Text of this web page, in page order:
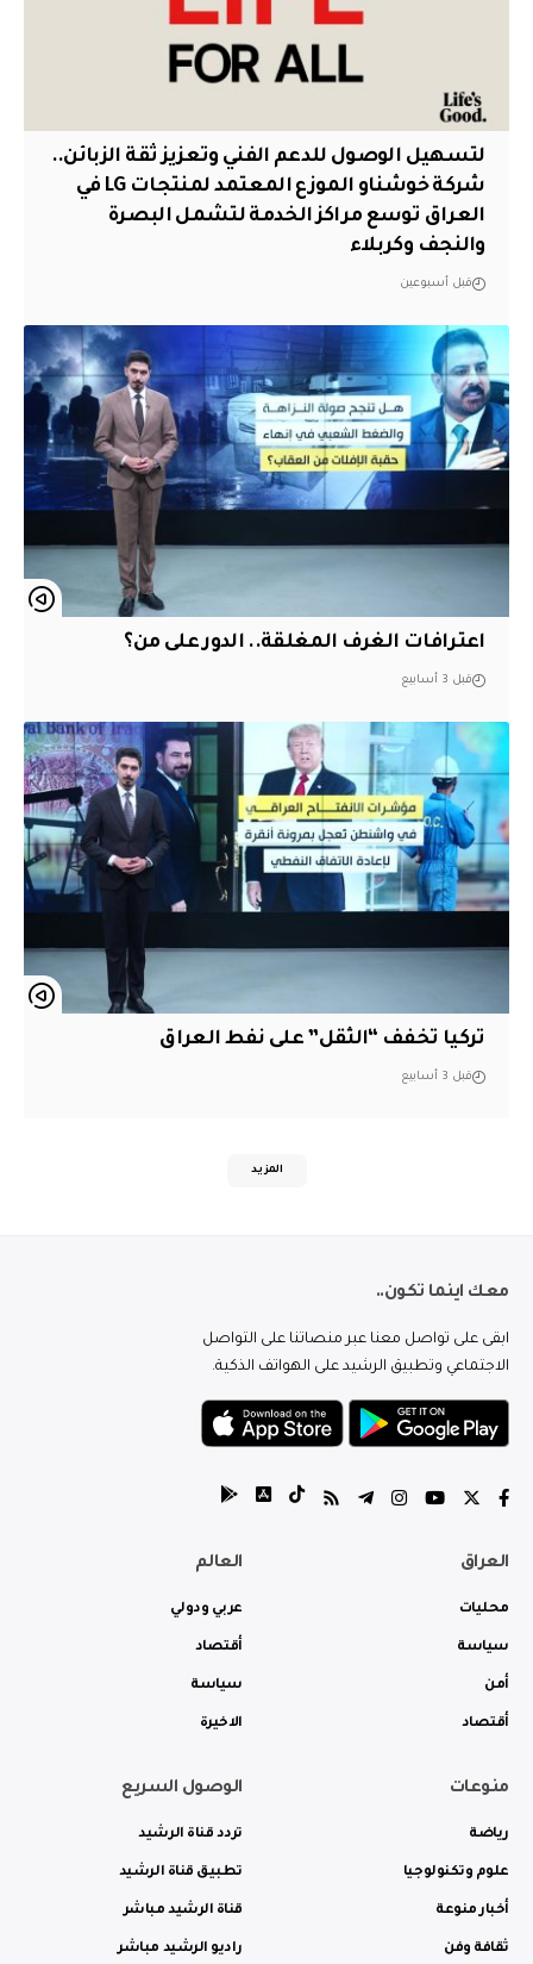
لتسهيل الوصول للدعم الفني وتعزيز ثقة الزبائن..
شركة خوشناو الموزع المعتمد لمنتجات LG في
العراق توسع مراكز الخدمة لتشمل البصرة
والنجف وكربلاء
قبل أسبوعين
اعترافات الغرف المغلقة.. الدور على من؟
قبل 3 أسابيع
تركيا تخفف “الثقل” على نفط العراق
قبل 3 أسابيع
المزيد
معك اينما تكون..
ابقى على تواصل معنا عبر منصاتنا على التواصل
الاجتماعي وتطبيق الرشيد على الهواتف الذكية.
العراق
محليات
سياسة
أمن
أقتصاد
العالم
عربي ودولي
أقتصاد
سياسة
الاخيرة
منوعات
رياضة
علوم وتكنولوجيا
أخبار منوعة
ثقافة وفن
الوصول السريع
تردد قناة الرشيد
تطبيق قناة الرشيد
قناة الرشيد مباشر
راديو الرشيد مباشر